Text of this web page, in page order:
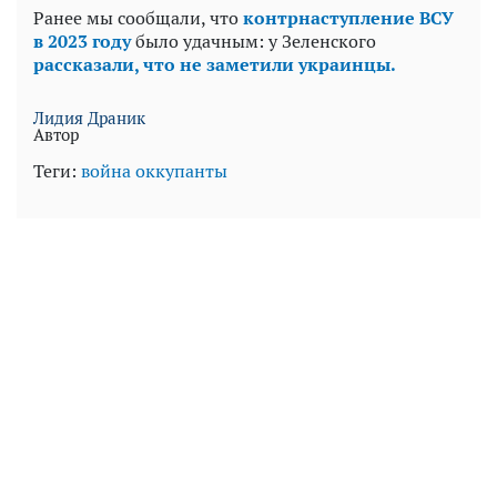
Ранее мы сообщали, чтоконтрнаступление ВСУ
в 2023 годубыло удачным: у Зеленского
рассказали, что не заметили украинцы.
Лидия Драник
Автор
Теги: войнаоккупанты